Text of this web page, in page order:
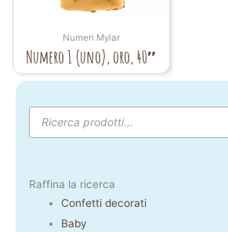
Numeri Mylar
Numero 1 (uno), oro, 40″
Products
search
Raffina la ricerca
Confetti decorati
Baby